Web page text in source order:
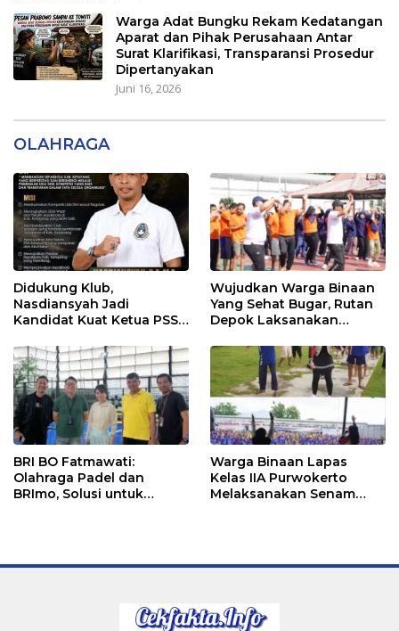
Warga Adat Bungku Rekam Kedatangan
Aparat dan Pihak Perusahaan Antar
Surat Klarifikasi, Transparansi Prosedur
Dipertanyakan
Juni 16, 2026
OLAHRAGA
Didukung Klub,
Nasdiansyah Jadi
Kandidat Kuat Ketua PSSI
Wujudkan Warga Binaan
Yang Sehat Bugar, Rutan
Depok Laksanakan
BRI BO Fatmawati:
Olahraga Padel dan
BRImo, Solusi untuk
Warga Binaan Lapas
Kelas IIA Purwokerto
Melaksanakan Senam